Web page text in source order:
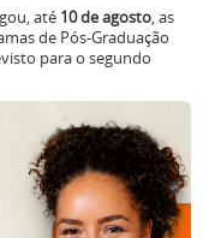
até 10 de agosto, as
de Pós-Graduação
para o segundo